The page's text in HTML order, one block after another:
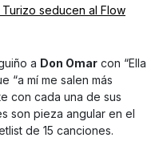
seducen al Flow
a Don Omar con “Ella
“a mí me salen más
con cada una de sus
son pieza angular en el
de 15 canciones.